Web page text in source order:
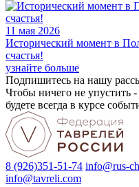
11 мая 2026
Исторический момент в
счастья!
узнайте больше
Подпишитесь на нашу
Чтобы ничего не упустить
будете всегда в курсе
8 (926)351-51-74 info@rus-
info@tavreli.com